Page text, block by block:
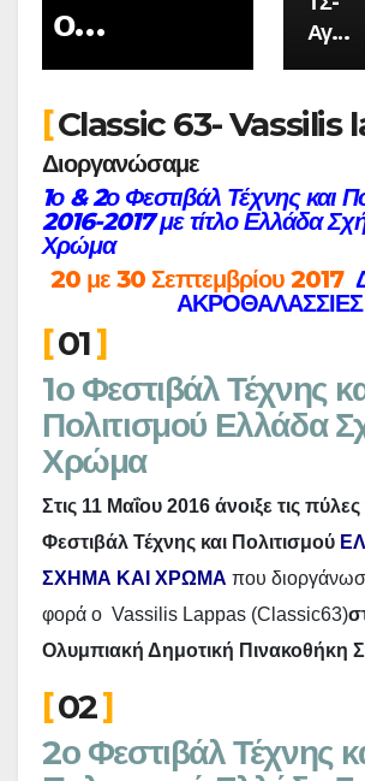
ο
Πρωτοπόρ
ος
Φωτογράφ
ος του
Πωγωνίου
-μέρος 2ο
Ήπε
ιρο
Αγιο
ποτ
Γόρ
μου
στο
Πωγ
Classic 63- Vassilis
Διοργανώσαμε
1ο & 2ο Φεστιβάλ Τέχνης και
2016-2017 με τίτλο Ελλάδα
Χρώμα
20 με 30 Σεπτεμβρίου 2017
ΑΚΡΟΘΑΛΑΣΣΙΕΣ
01
1ο Φεστιβάλ Τέχνης
Πολιτισμού Ελλάδα
Χρώμα
Στις 11 Μαΐου 2016 άνοιξε τις
Φεστιβάλ Τέχνης και Πολιτισμού
ΣΧΗΜΑ ΚΑΙ ΧΡΩΜΑ που
φορά ο Vassilis Lappas (Classic63)
Ολυμπιακή Δημοτική Πινακοθήκη
02
2ο Φεστιβάλ Τέχνης